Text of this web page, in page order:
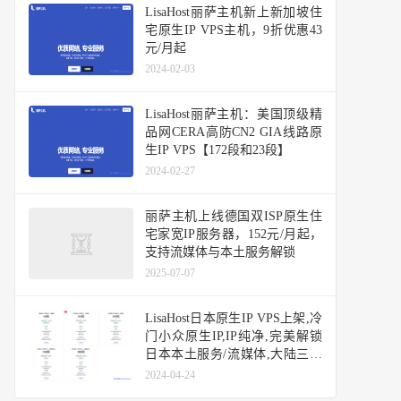
LisaHost丽萨主机新上新加坡住
宅原生IP VPS主机，9折优惠43
元/月起
2024-02-03
LisaHost丽萨主机：美国顶级精
品网CERA高防CN2 GIA线路原
生IP VPS【172段和23段】
2024-02-27
丽萨主机上线德国双ISP原生住
宅家宽IP服务器，152元/月起，
支持流媒体与本土服务解锁
2025-07-07
LisaHost日本原生IP VPS上架,冷
门小众原生IP,IP纯净,完美解锁
日本本土服务/流媒体,大陆三网
优化网络
2024-04-24